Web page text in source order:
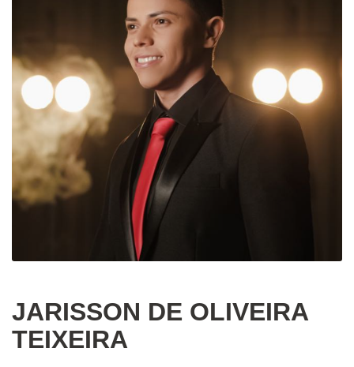
JARISSON DE OLIVEIRA
TEIXEIRA